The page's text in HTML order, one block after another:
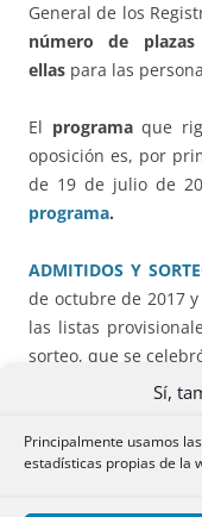
Sí,
Principalmente usamos
estadísticas propias de la
General de los
número de plazas
ellas para las
El programaque
oposición es, por
de 19 de julio de
programa.
ADMITIDOS Y
de octubre de 2017 y
las listas
sorteo, que se
La
fijó la composición
María Gomeza